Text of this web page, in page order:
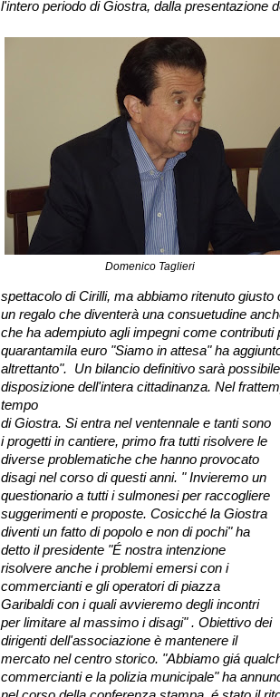
l'intero periodo di Giostra, dalla presentazione
Domenico Taglieri
spettacolo di Cirilli, ma abbiamo ritenuto
un regalo che diventerà una consuetudine
che ha adempiuto agli impegni come
quarantamila euro "Siamo in attesa" ha
altrettanto". Un bilancio definitivo sarà
disposizione dell'intera cittadinanza. Nel
tempo
di Giostra. Si entra nel ventennale e tanti sono
i progetti in cantiere, primo fra tutti risolvere le
diverse problematiche che hanno provocato
disagi nel corso di questi anni. " Invieremo un
questionario a tutti i sulmonesi per raccogliere
suggerimenti e proposte. Cosicché la Giostra
diventi un fatto di popolo e non di pochi" ha
detto il presidente "É nostra intenzione
risolvere anche i problemi emersi con i
commercianti e gli operatori di piazza
Garibaldi con i quali avvieremo degli incontri
per limitare al massimo i disagi" . Obiettivo dei
dirigenti dell'associazione è mantenere il
mercato nel centro storico. "Abbiamo giá
commercianti e la polizia municipale" ha